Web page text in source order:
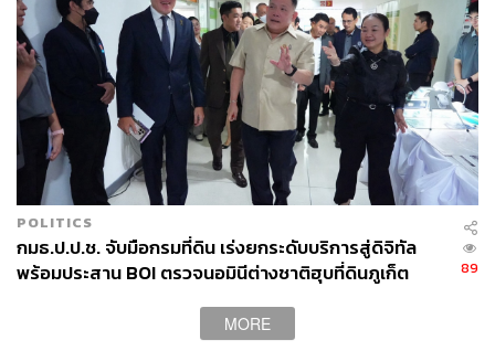
ร่างกาย คล้ายกับ Ice Bath ที่กำลังฮิตกันอยู่ตอนนี้ แต่ว่า
เครื่องนี้จะทำให้ทุกคนรู้สึกเหมือนยืนอยู่ในขั้วโลกเหนือแทน
การแช่น้ำเย็น
POLITICS
กมธ.ป.ป.ช. จับมือกรมที่ดิน เร่งยกระดับบริการสู่ดิจิทัล
พร้อมประสาน BOI ตรวจนอมินีต่างชาติฮุบที่ดินภูเก็ต
89
MORE